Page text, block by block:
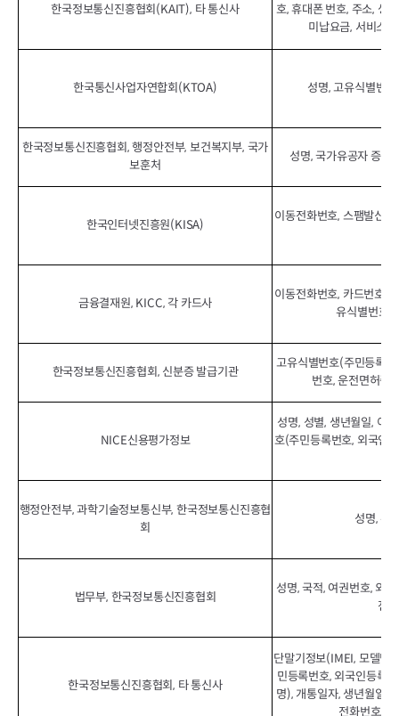
한국정보통신진흥협회(KAIT), 타 통신사
호, 휴대폰 번호, 주소, 생
미납요금, 서비스
한국통신사업자연합회(KTOA) 성명, 고유식별번
한국정보통신진흥협회, 행정안전부, 보건복지부, 국가
보훈처
성명, 국가유공자 증명
한국인터넷진흥원(KISA)
이동전화번호, 스팸발신
금융결재원, KICC, 각 카드사
이동전화번호, 카드번호,
유식별번호,
한국정보통신진흥협회, 신분증 발급기관
고유식별번호(주민등록
번호, 운전면허증
NICE신용평가정보
성명, 성별, 생년월일, 이
호(주민등록번호, 외국인
행정안전부, 과학기술정보통신부, 한국정보통신진흥협
회
성명, 주
법무부, 한국정보통신진흥협회
성명, 국적, 여권번호, 외
전
한국정보통신진흥협회, 타 통신사
단말기정보(IMEI, 모델명,
민등록번호, 외국인등록
명), 개통일자, 생년월일,
전화번호,